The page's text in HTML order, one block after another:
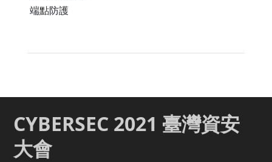
端點防護
CYBERSEC 2021 臺灣資安
大會